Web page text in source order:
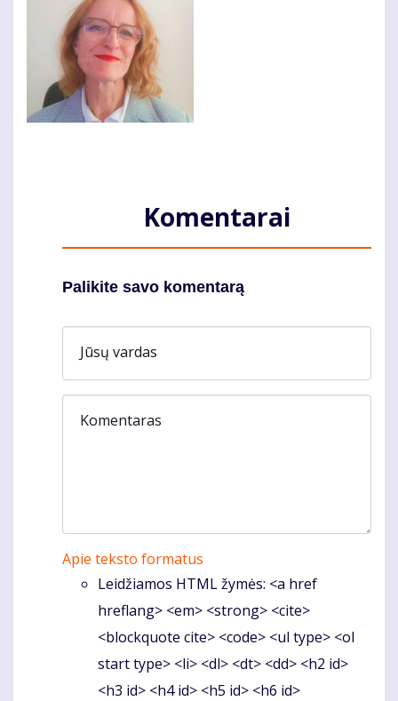
Komentarai
Palikite savo komentarą
Jūsų vardas
Komentaras
Apie teksto formatus
Leidžiamos HTML žymės: <a href
hreflang> <em> <strong> <cite>
<blockquote cite> <code> <ul type> <ol
start type> <li> <dl> <dt> <dd> <h2 id>
<h3 id> <h4 id> <h5 id> <h6 id>